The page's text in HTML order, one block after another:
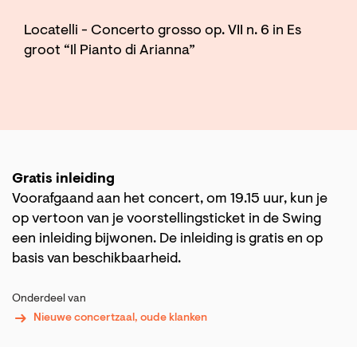
Locatelli - Concerto grosso op. VII n. 6 in Es
groot “Il Pianto di Arianna”
Gratis inleiding
Voorafgaand aan het concert, om 19.15 uur, kun je
op vertoon van je voorstellingsticket in de Swing
een inleiding bijwonen. De inleiding is gratis en op
basis van beschikbaarheid.
Onderdeel van
Nieuwe concertzaal, oude klanken